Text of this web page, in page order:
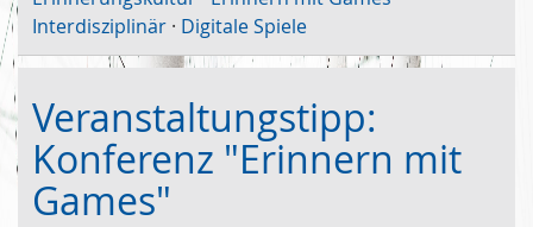
Interdisziplinär · Digitale Spiele
Veranstaltungstipp:
Konferenz "Erinnern mit
Games"